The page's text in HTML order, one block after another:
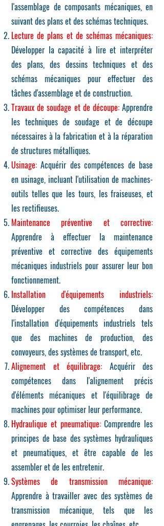
l'assemblage de composants mécaniques, en
suivant des plans et des schémas techniques.
Lecture de plans et de schémas mécaniques:
Développer la capacité à lire et interpréter
des plans, des dessins techniques et des
schémas mécaniques pour effectuer des
tâches d'assemblage et de construction.
Travaux de soudage et de découpe: Apprendre
les techniques de soudage et de découpe
nécessaires à la fabrication et à la réparation
de structures métalliques.
Usinage:Acquérir des compétences de base
en usinage, incluant l'utilisation de machines-
outils telles que les tours, les fraiseuses, et
les rectifieuses.
Maintenance préventive et corrective:
Apprendre à effectuer la maintenance
préventive et corrective des équipements
mécaniques industriels pour assurer leur bon
fonctionnement.
Installation d'équipements industriels:
Développer des compétences dans
l'installation d'équipements industriels tels
que des machines de production, des
convoyeurs, des systèmes de transport, etc.
Alignement et équilibrage: Acquérir des
compétences dans l'alignement précis
d'éléments mécaniques et l'équilibrage de
machines pour optimiser leur performance.
Hydraulique et pneumatique:Comprendre les
principes de base des systèmes hydrauliques
et pneumatiques, et être capable de les
assembler et de les entretenir.
Systèmes de transmission mécanique:
Apprendre à travailler avec des systèmes de
transmission mécanique, tels que les